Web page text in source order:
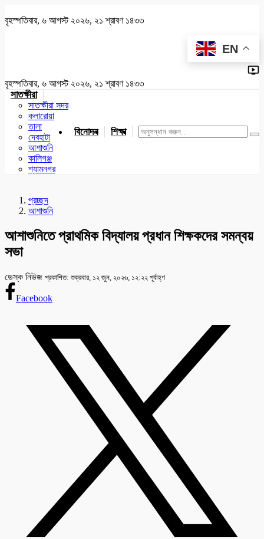
বৃহস্পতিবার, ৬ আগস্ট ২০২৬, ২১ শ্রাবণ ১৪৩৩
EN
বৃহস্পতিবার, ৬ আগস্ট ২০২৬, ২১ শ্রাবণ ১৪৩৩
সাতক্ষীরা
সাতক্ষীরা সদর
কলারোয়া
তালা
দেবহাটা
আশাশুনি
কালিগঞ্জ
শ্যামনগর
বিনোদন শিক্ষা খেলাধুলা জাতীয় যশোর
প্রচ্ছদ
আশাশুনি
আশাশুনিতে প্রাথমিক বিদ্যালয় প্রধান শিক্ষকদের সমন্বয়
সভা
ডেস্ক নিউজ প্রকাশিত: শুক্রবার, ১২ জুন, ২০২৬, ১২:২২ পূর্বাহ্ণ
Facebook